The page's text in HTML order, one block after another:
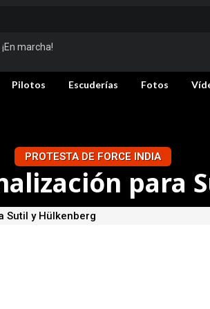
¡En marcha!
Pilotos Escuderías Fotos
PROTESTA DE FORCE INDIA
para
Sutil y Hülkenberg